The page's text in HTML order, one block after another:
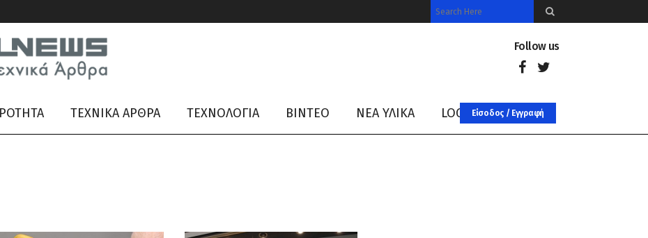
Follow us
ΤΕΧΝΙΚΑ ΑΡΘΡΑ ΤΕΧΝΟΛΟΓΙΑ ΒΊΝΤΕΟ ΝΈΑ ΥΛΙΚΑ LOG INΕίσοδος / Εγγραφή